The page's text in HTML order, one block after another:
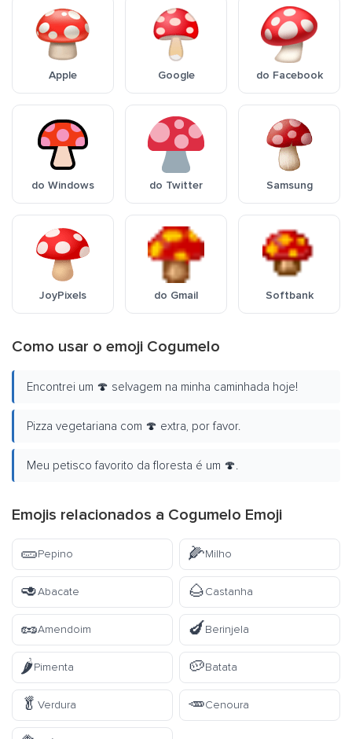
Apple Google do Facebook
do Windows do Twitter Samsung
JoyPixels do Gmail Softbank
Como usar o emoji Cogumelo
Encontrei um 🍄 selvagem na minha caminhada hoje!
Pizza vegetariana com 🍄 extra, por favor.
Meu petisco favorito da floresta é um 🍄.
Emojis relacionados a Cogumelo Emoji
🥒Pepino 🌽Milho
🥑Abacate 🌰Castanha
🥜Amendoim 🍆Berinjela
🌶️Pimenta 🥔Batata
🥬 Verdura 🥕Cenoura